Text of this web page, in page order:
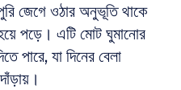
জেগে ওঠার অনুভূতি থাকে
পড়ে। এটি মোট ঘুমানোর